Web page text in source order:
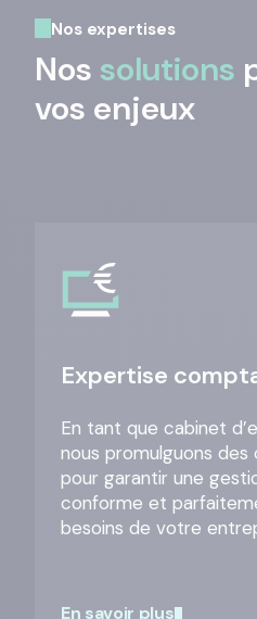
Nos expertises
Nos solutions
vos enjeux
Expertise
En tant que cabinet
nous promulguons des
pour garantir une
conforme et
besoins de votre
En savoir plus